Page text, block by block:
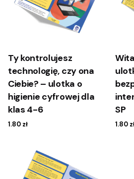
Ty kontrolujesz
technologię, czy ona
Ciebie? – ulotka o
higienie cyfrowej dla
klas 4-6
1.80 zł
SP
1.80